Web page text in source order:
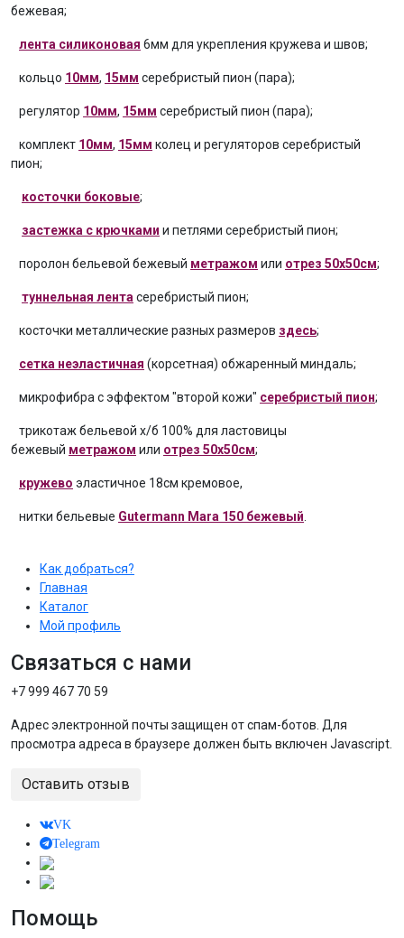
бежевая;
лента силиконовая 6мм для укрепления кружева и швов;
кольцо 10мм, 15мм серебристый пион (пара);
регулятор 10мм, 15мм серебристый пион (пара);
комплект 10мм, 15мм колец и регуляторов серебристый
пион;
косточки боковые;
застежка с крючками и петлями серебристый пион;
поролон бельевой бежевый метражом или отрез 50х50см;
туннельная лента серебристый пион;
косточки металлические разных размеров здесь;
сетка неэластичная (корсетная) обжаренный миндаль;
микрофибра с эффектом "второй кожи" серебристый пион;
трикотаж бельевой х/б 100% для ластовицы
бежевый метражом или отрез 50х50см;
кружево эластичное 18см кремовое,
нитки бельевые Gutermann Mara 150 бежевый
Как добраться?
Главная
Каталог
Мой профиль
Связаться с нами
+7 999 467 70 59
Адрес электронной почты защищен от спам-ботов. Для
просмотра адреса в браузере должен быть включен Javascript.
Оставить отзыв
VK
Telegram
Помощь